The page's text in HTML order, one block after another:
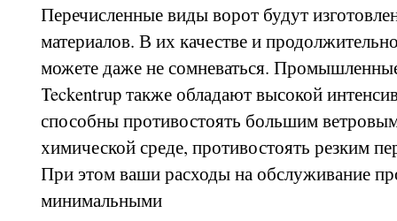
Перечисленные виды ворот будут
материалов. В их качестве и
можете даже не сомневаться.
Teckentrup также обладают высокой
способны противостоять большим
химической среде, противостоять резким
При этом ваши расходы на обслуживание
минимальными